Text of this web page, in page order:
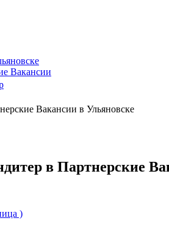
Вакансии
Вакансии в Ульяновске
в Партнерские
)